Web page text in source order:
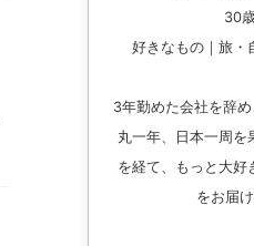
30
好きなもの｜旅・
3年勤めた会社を辞
丸一年、日本一周を
を経て、もっと大好
をお届